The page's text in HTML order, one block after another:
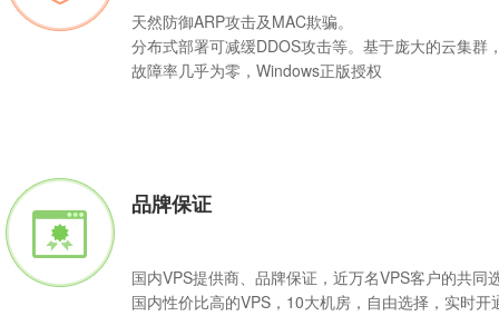
天然防御ARP攻击及MAC欺骗。
分布式部署可减缓DDOS攻击等。基于庞大的云集群
故障率几乎为零，Windows正版授权
品牌保证
国内VPS提供商、品牌保证，近万名VPS客户的共同
国内性价比高的VPS，10大机房，自由选择，实时开